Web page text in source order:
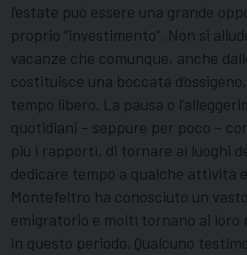
l’estate può essere una grande
proprio “investimento”. Non si
vacanze che comunque, anche
costituisce una boccata
tempo libero. La pausa o
quotidiani – seppure per poco –
più i rapporti, di tornare ai luoghi
dedicare tempo a qualche attività
Montefeltro ha conosciuto un
emigratorio e molti tornano ai loro
in questo periodo. Qualcuno